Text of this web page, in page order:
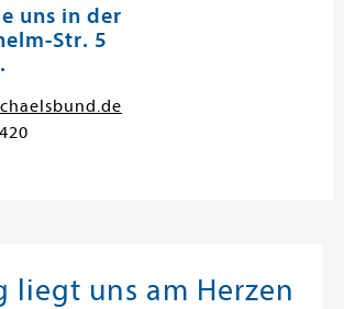
uns in der
Str. 5
liegt uns am Herzen